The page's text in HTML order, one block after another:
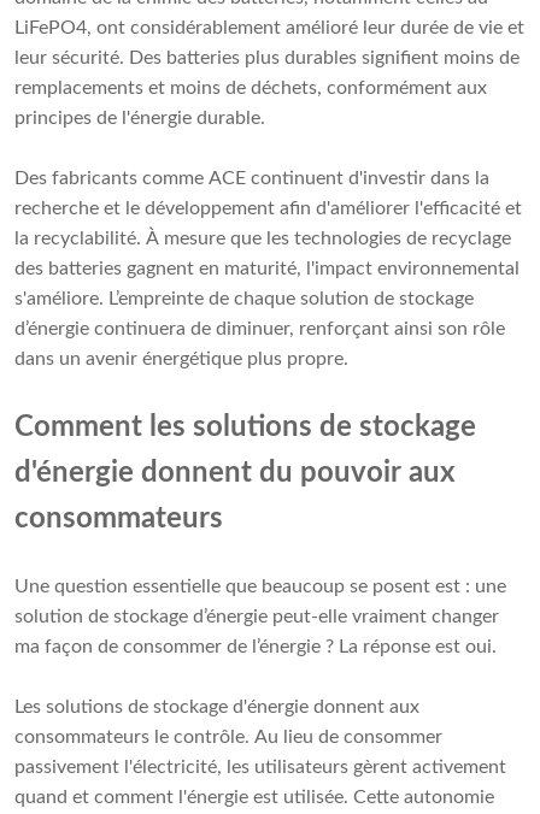
LiFePO4, ont considérablement amélioré leur durée de vie et
leur sécurité. Des batteries plus durables signifient moins de
remplacements et moins de déchets, conformément aux
principes de l'énergie durable.
Des fabricants comme ACE continuent d'investir dans la
recherche et le développement afin d'améliorer l'efficacité et
la recyclabilité. À mesure que les technologies de recyclage
des batteries gagnent en maturité, l'impact environnemental
s'améliore. L’empreinte de chaque solution de stockage
d’énergie continuera de diminuer, renforçant ainsi son rôle
dans un avenir énergétique plus propre.
Comment les solutions de stockage
d'énergie donnent du pouvoir aux
consommateurs
Une question essentielle que beaucoup se posent est : une
solution de stockage d’énergie peut-elle vraiment changer
ma façon de consommer de l’énergie ? La réponse est oui.
Les solutions de stockage d'énergie donnent aux
consommateurs le contrôle. Au lieu de consommer
passivement l'électricité, les utilisateurs gèrent activement
quand et comment l'énergie est utilisée. Cette autonomie